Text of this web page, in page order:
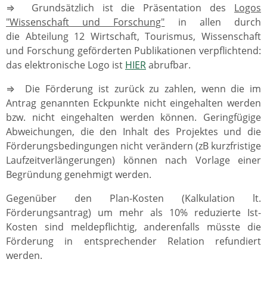
⇒ Grundsätzlich ist die Präsentation des Logos
"Wissenschaft und Forschung" in allen durch
die Abteilung 12 Wirtschaft, Tourismus, Wissenschaft
und Forschung geförderten Publikationen verpflichtend:
das elektronische Logo ist HIERabrufbar.
⇒ Die Förderung ist zurück zu zahlen, wenn die im
Antrag genannten Eckpunkte nicht eingehalten werden
bzw. nicht eingehalten werden können. Geringfügige
Abweichungen, die den Inhalt des Projektes und die
Förderungsbedingungen nicht verändern (zB kurzfristige
Laufzeitverlängerungen) können nach Vorlage einer
Begründung genehmigt werden.
Gegenüber den Plan-Kosten (Kalkulation lt.
Förderungsantrag) um mehr als 10% reduzierte Ist-
Kosten sind meldepflichtig, anderenfalls müsste die
Förderung in entsprechender Relation refundiert
werden.